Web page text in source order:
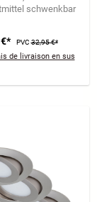
schwenkbar
PVC32,95 €*
de livraison en sus